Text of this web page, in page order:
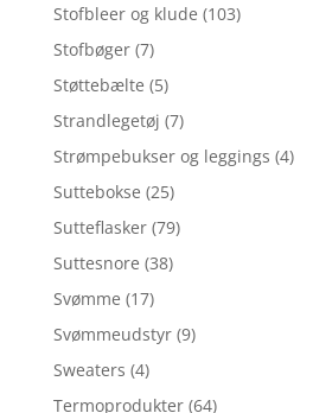
Stofbleer og klude (103)
Stofbøger (7)
Støttebælte (5)
Strandlegetøj (7)
Strømpebukser og leggings (4)
Suttebokse (25)
Sutteflasker (79)
Suttesnore (38)
Svømme (17)
Svømmeudstyr (9)
Sweaters (4)
Termoprodukter (64)